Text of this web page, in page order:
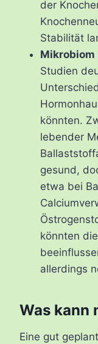
der
Stabilität
Mikrobiom
Studien
könnten.
lebender
gesund,
etwa bei
könnten
allerdings
Was kann
Eine gut